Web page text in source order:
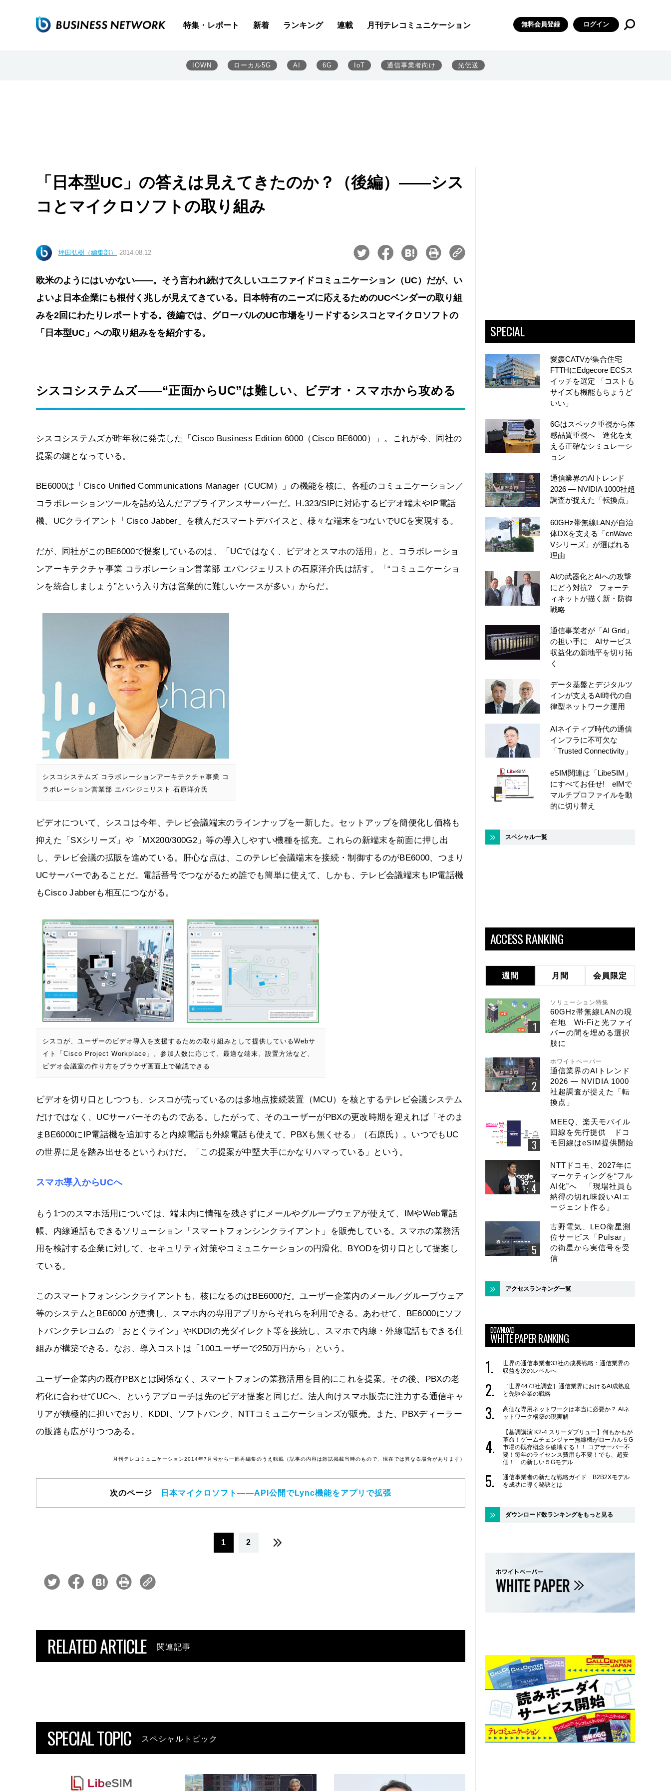
特集・レポート 新着 ランキング 連載 月刊テレコミュニケーション 無料会員登録 ログイン
IOWN ローカル5G AI 6G IoT 通信事業者向け 光伝送
「日本型UC」の答えは見えてきたのか？（後編）――シス
コとマイクロソフトの取り組み
坪田弘樹（編集部） 2014.08.12
欧米のようにはいかない――。そう言われ続けて久しいユニファイドコミュニケーション（UC）だが、い
よいよ日本企業にも根付く兆しが見えてきている。日本特有のニーズに応えるためのUCベンダーの取り組
みを2回にわたりレポートする。後編では、グローバルのUC市場をリードするシスコとマイクロソフトの
「日本型UC」への取り組みをを紹介する。
シスコシステムズ――“正面からUC”は難しい、ビデオ・スマホから攻める
シスコシステムズが昨年秋に発売した「Cisco Business Edition 6000（Cisco BE6000）」。これが今、同社の
提案の鍵となっている。
BE6000は「Cisco Unified Communications Manager（CUCM）」の機能を核に、各種のコミュニケーション／
コラボレーションツールを詰め込んだアプライアンスサーバーだ。H.323/SIPに対応するビデオ端末やIP電話
機、UCクライアント「Cisco Jabber」を積んだスマートデバイスと、様々な端末をつないでUCを実現する。
だが、同社がこのBE6000で提案しているのは、「UCではなく、ビデオとスマホの活用」と、コラボレーショ
ンアーキテクチャ事業 コラボレーション営業部 エバンジェリストの石原洋介氏は話す。「“コミュニケーショ
ンを統合しましょう”という入り方は営業的に難しいケースが多い」からだ。
シスコシステムズ コラボレーションアーキテクチャ事業 コ
ラボレーション営業部 エバンジェリスト 石原洋介氏
ビデオについて、シスコは今年、テレビ会議端末のラインナップを一新した。セットアップを簡便化し価格も
抑えた「SXシリーズ」や「MX200/300G2」等の導入しやすい機種を拡充。これらの新端末を前面に押し出
し、テレビ会議の拡販を進めている。肝心な点は、このテレビ会議端末を接続・制御するのがBE6000、つまり
UCサーバーであることだ。電話番号でつながるため誰でも簡単に使えて、しかも、テレビ会議端末もIP電話機
もCisco Jabberも相互につながる。
シスコが、ユーザーのビデオ導入を支援するための取り組みとして提供しているWebサ
イト「Cisco Project Workplace」。参加人数に応じて、最適な端末、設置方法など、
ビデオ会議室の作り方をブラウザ画面上で確認できる
ビデオを切り口としつつも、シスコが売っているのは多地点接続装置（MCU）を核とするテレビ会議システム
だけではなく、UCサーバーそのものである。したがって、そのユーザーがPBXの更改時期を迎えれば「そのま
まBE6000にIP電話機を追加すると内線電話も外線電話も使えて、PBXも無くせる」（石原氏）。いつでもUC
の世界に足を踏み出せるというわけだ。「この提案が中堅大手にかなりハマっている」という。
スマホ導入からUCへ
もう1つのスマホ活用については、端末内に情報を残さずにメールやグループウェアが使えて、IMやWeb電話
帳、内線通話もできるソリューション「スマートフォンシンクライアント」を販売している。スマホの業務活
用を検討する企業に対して、セキュリティ対策やコミュニケーションの円滑化、BYODを切り口として提案し
ている。
このスマートフォンシンクライアントも、核になるのはBE6000だ。ユーザー企業内のメール／グループウェア
等のシステムとBE6000 が連携し、スマホ内の専用アプリからそれらを利用できる。あわせて、BE6000にソフ
トバンクテレコムの「おとくライン」やKDDIの光ダイレクト等を接続し、スマホで内線・外線電話もできる仕
組みが構築できる。なお、導入コストは「100ユーザーで250万円から」という。
ユーザー企業内の既存PBXとは関係なく、スマートフォンの業務活用を目的にこれを提案。その後、PBXの老
朽化に合わせてUCへ、というアプローチは先のビデオ提案と同じだ。法人向けスマホ販売に注力する通信キャ
リアが積極的に担いでおり、KDDI、ソフトバンク、NTTコミュニケーションズが販売。また、PBXディーラー
の販路も広がりつつある。
月刊テレコミュニケーション2014年7月号から一部再編集のうえ転載（記事の内容は雑誌掲載当時のもので、現在では異なる場合があります）
次のページ 日本マイクロソフト――API公開でLync機能をアプリで拡張
1 2
RELATED ARTICLE 関連記事
SPECIAL TOPIC スペシャルトピック
SPECIAL
愛媛CATVが集合住宅
FTTHにEdgecore ECSス
イッチを選定 「コストも
サイズも機能もちょうど
いい」
6Gはスペック重視から体
感品質重視へ 進化を支
える正確なシミュレーシ
ョン
通信業界のAIトレンド
2026 ― NVIDIA 1000社超
調査が捉えた「転換点」
60GHz帯無線LANが自治
体DXを支える「cnWave
Vシリーズ」が選ばれる
理由
AIの武器化とAIへの攻撃
にどう対抗? フォーテ
ィネットが描く新・防御
戦略
通信事業者が「AI Grid」
の担い手に AIサービス
収益化の新地平を切り拓
く
データ基盤とデジタルツ
インが支えるAI時代の自
律型ネットワーク運用
AIネイティブ時代の通信
インフラに不可欠な
「Trusted Connectivity」
eSIM関連は「LibeSIM」
にすべてお任せ! eIMで
マルチプロファイルを動
的に切り替え
スペシャル一覧
ACCESS RANKING
週間 月間 会員限定
ソリューション特集
60GHz帯無線LANの現
在地 Wi-Fiと光ファイ
バーの間を埋める選択
肢に
ホワイトペーパー
通信業界のAIトレンド
2026 ― NVIDIA 1000
社超調査が捉えた「転
換点」
MEEQ、楽天モバイル
回線を先行提供 ドコ
モ回線はeSIM提供開始
NTTドコモ、2027年に
マーケティングを“フル
AI化”へ 「現場社員も
納得の切れ味鋭いAIエ
ージェント作る」
古野電気、LEO衛星測
位サービス「Pulsar」
の衛星から実信号を受
信
アクセスランキング一覧
DOWNLOAD
WHITE PAPER RANKING
世界の通信事業者33社の成長戦略：通信業界の
収益を次のレベルへ
［世界4473社調査］通信業界におけるAI成熟度
と先駆企業の戦略
高価な専用ネットワークは本当に必要か？ AIネ
ットワーク構築の現実解
【基調講演 K2-4 スリーダブリュー】何もかもが
革命！ゲームチェンジャー無線機がローカル５G
市場の既存概念を破壊する！！ コアサーバー不
要！毎年のライセンス費用も不要！でも、超安
価！ の新しい５Gモデル
通信事業者の新たな戦略ガイド B2B2Xモデル
を成功に導く秘訣とは
ダウンロード数ランキングをもっと見る